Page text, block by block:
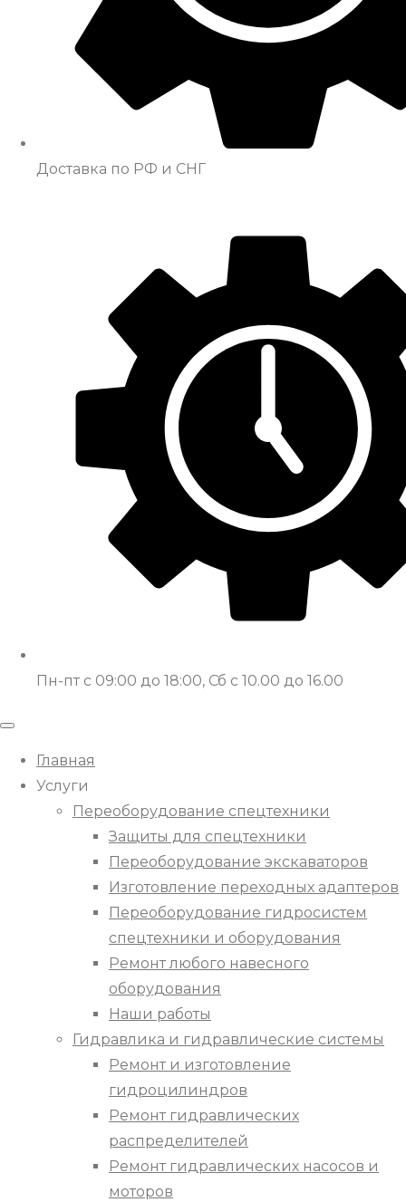
Доставка по РФ и СНГ
Пн-пт с 09:00 до 18:00, Сб с 10.00 до 16.00
Главная
Услуги
Переоборудование спецтехники
Защиты для спецтехники
Переоборудование экскаваторов
Изготовление переходных адаптеров
Переоборудование гидросистем
спецтехники и оборудования
Ремонт любого навесного
оборудования
Наши работы
Гидравлика и гидравлические системы
Ремонт и изготовление
гидроцилиндров
Ремонт гидравлических
распределителей
Ремонт гидравлических насосов и
моторов